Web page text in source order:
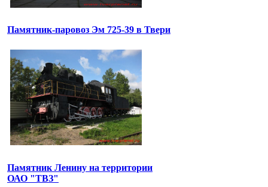
Памятник-паровоз Эм 725-39 в Твери
Памятник Ленину на территории
ОАО "ТВЗ"